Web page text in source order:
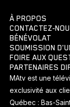
À PROPOS
CONTACTEZ-
BÉNÉVOLAT
SOUMISSION
FOIRE AUX
PARTENAIRES
MAtv est une
exclusivité aux
Québec : Bas-